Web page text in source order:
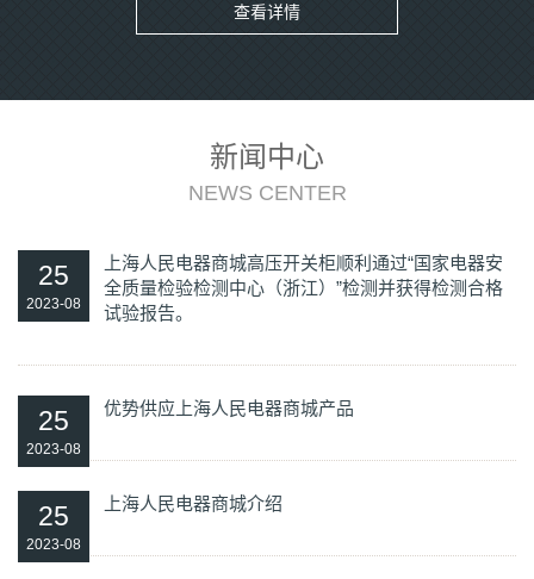
查看详情
新闻中心
NEWS CENTER
25
2023-08
上海人民电器商城高压开关柜顺利通过“国家电器安
全质量检验检测中心（浙江）”检测并获得检测合格
试验报告。
25
2023-08
优势供应上海人民电器商城产品
25
2023-08
上海人民电器商城介绍